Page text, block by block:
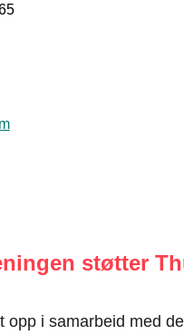
støtter
i samarbeid med